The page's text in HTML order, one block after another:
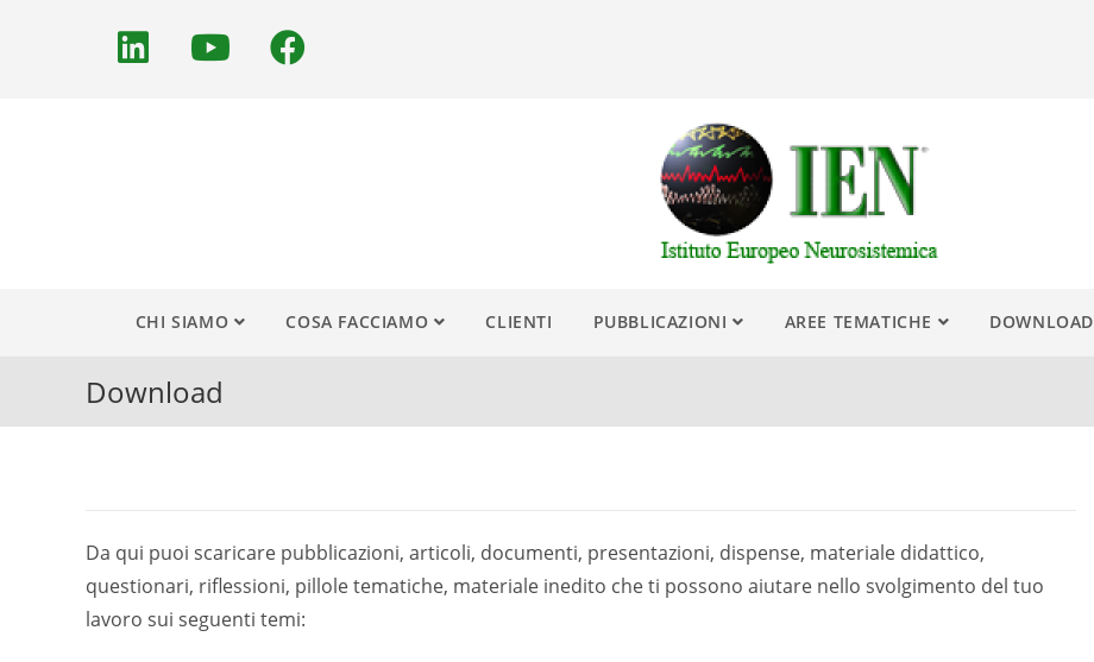
CHI SIAMO COSA FACCIAMO CLIENTI PUBBLICAZIONI AREE TEMATICHE DOWNLOAD
Download
Da qui puoi scaricare pubblicazioni, articoli, documenti, presentazioni, dispense, materiale didattico,
questionari, riflessioni, pillole tematiche, materiale inedito che ti possono aiutare nello svolgimento del tuo
lavoro sui seguenti temi: